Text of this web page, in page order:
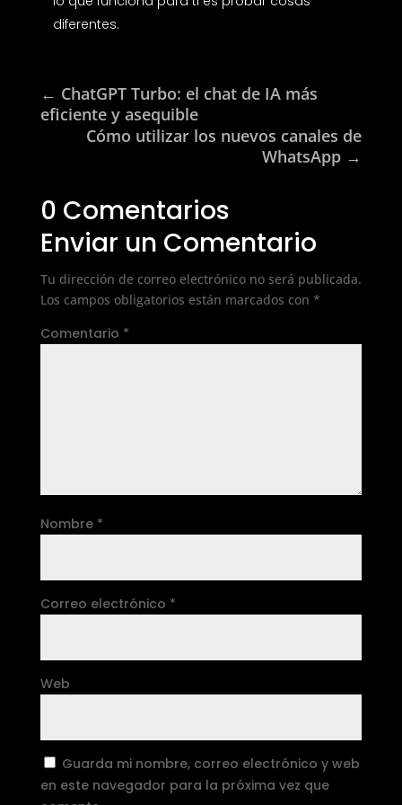
diferentes.
← ChatGPT Turbo: el chat de IA más
eficiente y asequible
Cómo utilizar los nuevos canales de
WhatsApp →
0 Comentarios
Enviar un Comentario
Tu dirección de correo electrónico no será publicada.
Los campos obligatorios están marcados con *
Comentario *
Nombre *
Correo electrónico *
Web
Guarda mi nombre, correo electrónico y web
en este navegador para la próxima vez que